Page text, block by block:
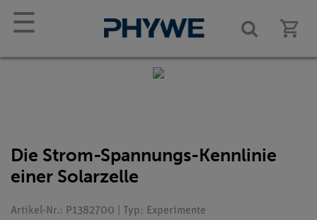
☰
Die Strom-Spannungs-Kennlinie
einer Solarzelle
Artikel-Nr.: P1382700 | Typ: Experimente